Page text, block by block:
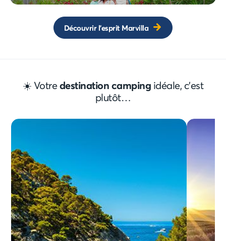
Découvrir l'esprit Marvilla
☀️ Votredestination camping idéale, c'est
plutôt…